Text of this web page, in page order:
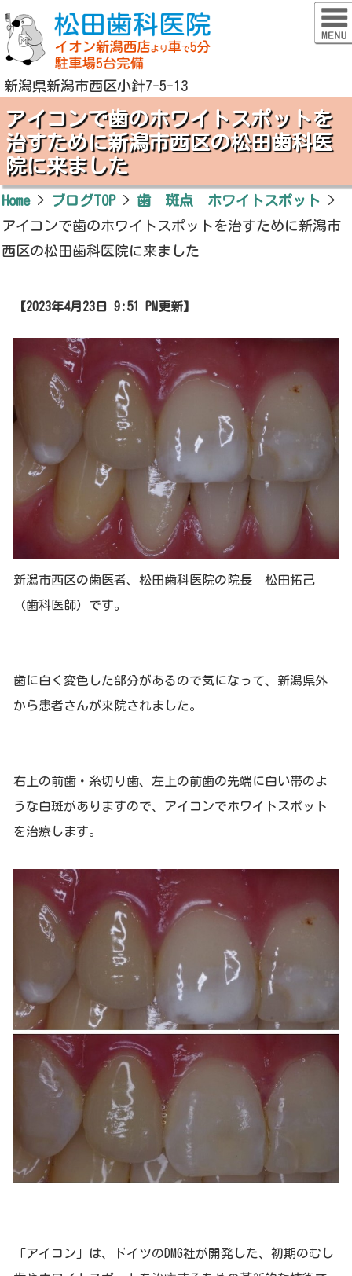
新潟県新潟市西区小針7-5-13
アイコンで歯のホワイトスポットを
治すために新潟市西区の松田歯科医
院に来ました
Home> ブログTOP> 歯 斑点 ホワイトスポット >
アイコンで歯のホワイトスポットを治すために新潟市
西区の松田歯科医院に来ました
【2023年4月23日 9:51 PM更新】
新潟市西区の歯医者、松田歯科医院の院長 松田拓己
（歯科医師）です。
歯に白く変色した部分があるので気になって、新潟県外
から患者さんが来院されました。
右上の前歯・糸切り歯、左上の前歯の先端に白い帯のよ
うな白斑がありますので、アイコンでホワイトスポット
を治療します。
「アイコン」は、ドイツのDMG社が開発した、初期のむし